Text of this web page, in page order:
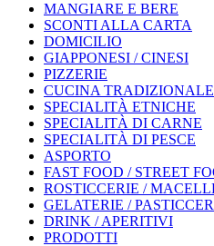
MANGIARE E BERE
SCONTI ALLA CARTA
DOMICILIO
GIAPPONESI / CINESI
PIZZERIE
CUCINA TRADIZIONALE
SPECIALITÀ ETNICHE
SPECIALITÀ DI CARNE
SPECIALITÀ DI PESCE
ASPORTO
FAST FOOD / STREET
ROSTICCERIE /
GELATERIE /
DRINK / APERITIVI
PRODOTTI